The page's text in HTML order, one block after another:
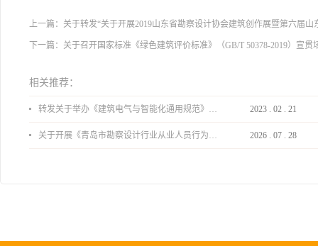
上一篇： 关于转发“关于开展2019山东省勘察设计协会建筑创作展暨第六届山
下一篇： 关于召开国家标准《绿色建筑评价标准》（GB/T 50378-2019）宣贯
相关推荐：
转发关于举办《建筑电气与智能化通用规范》 GB55024-2022公益宣贯的通知 2023 02 21
关于开展《青岛市勘察设计行业从业人员行为导则》、《青岛市住宅工程设计审查品质提升指引（2026版）》宣贯活动的通知 2026 07 28